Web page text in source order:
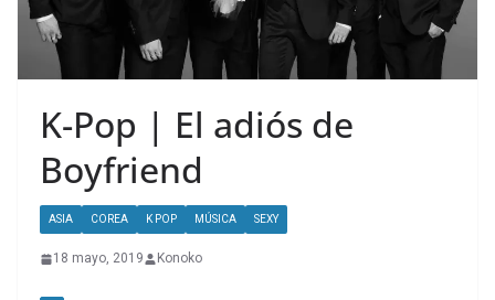
K-Pop | El adiós de
Boyfriend
ASIA COREA K POP MÚSICA SEXY
18 mayo, 2019 Konoko